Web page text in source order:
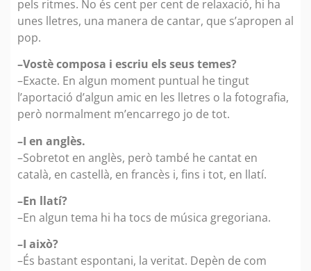
pels ritmes. No és cent per cent de relaxació, hi ha
unes lletres, una manera de cantar, que s’apropen al
pop.
–Vostè composa i escriu els seus temes?
–Exacte. En algun moment puntual he tingut
l’aportació d’algun amic en les lletres o la fotografia,
però normalment m’encarrego jo de tot.
–I en anglès.
–Sobretot en anglès, però també he cantat en
català, en castellà, en francès i, fins i tot, en llatí.
–En llatí?
–En algun tema hi ha tocs de música gregoriana.
–I això?
–És bastant espontani, la veritat. Depèn de com